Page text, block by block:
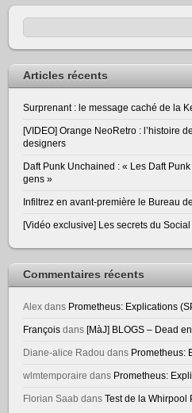
Articles récents
Surprenant : le message caché de la
[VIDEO] Orange NeoRetro : l’histoire
designers
Daft Punk Unchained : « Les Daft
gens »
Infiltrez en avant-première le Bureau
[Vidéo exclusive] Les secrets du Social
Commentaires récents
Alex dans Prometheus: Explications
François dans [MàJ] BLOGS – Dead
Diane-alice Radou dans Prometheus:
wlmtemporaire dans Prometheus:
Florian Saab dansTest de la Whirpool